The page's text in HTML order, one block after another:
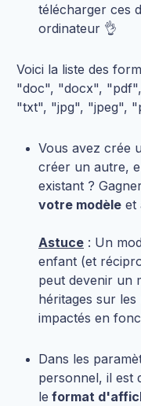
télécharger ces
ordinateur 👌
Voici la liste des
"doc", "docx",
"txt", "jpg", "jpeg",
Vous avez crée
créer un autre,
existant ?
votre modèle et
Astuce : Un
enfant (et
peut devenir un
héritages sur
impactés en
Dans les
personnel, il est
le format